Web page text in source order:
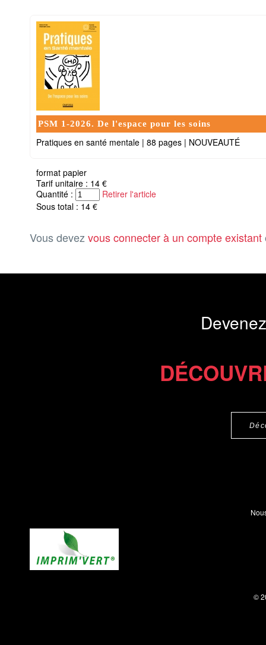
PSM 1-2026. De l'espace pour les soins
Pratiques en santé mentale | 88 pages | NOUVEAUTÉ
format papier
Tarif unitaire : 14 €
Quantité :
Retirer l'article
Sous total : 14 €
Vous devez vous connecter à un compte existant
©